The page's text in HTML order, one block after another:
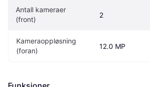
Antall kameraer
(front)
2
Kameraoppløsning
(foran)
12.0 MP